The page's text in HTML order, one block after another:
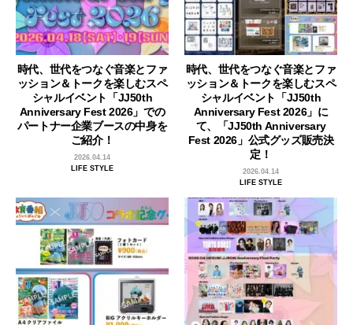
時代、世代をつなぐ音楽とファ
ッション＆トークを楽しむスペ
シャルイベント「JJ50th
Anniversary Fest 2026」での
パートナー企業ブースの中身を
ご紹介！
2026.04.14
LIFE STYLE
時代、世代をつなぐ音楽とファ
ッション＆トークを楽しむスペ
シャルイベント「JJ50th
Anniversary Fest 2026」に
て、「JJ50th Anniversary
Fest 2026」公式グッズ販売決
定！
2026.04.14
LIFE STYLE